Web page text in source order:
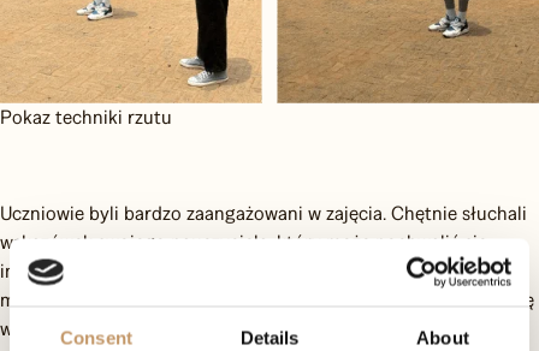
Consent Details About
Pokaz techniki rzutu
Uczniowie byli bardzo zaangażowani w zajęcia. Chętnie słuchali
wskazówek swojego nauczyciela, który może pochwalić się
imponującym, sportowym portfolio. Przez całe spotkanie
mogliśmy doświadczyć pozytywnej atmosfery, która udzieliła się
wszystkim pracownikom CPC.